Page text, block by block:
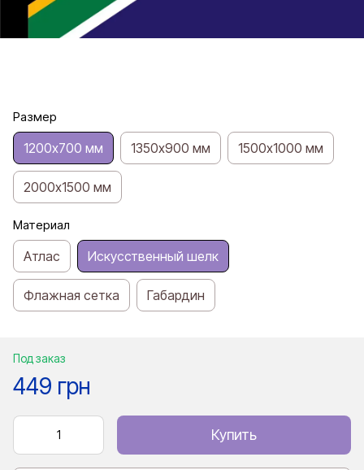
Размер
1200х700 мм 1350х900 мм 1500х1000 мм
2000х1500 мм
Материал
Атлас Искусственный шелк
Флажная сетка Габардин
Под заказ
449 грн
Купить